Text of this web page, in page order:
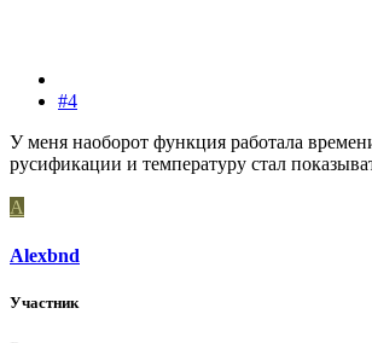
#4
У меня наоборот функция работала
русификации и температуру стал
A
Alexbnd
Участник